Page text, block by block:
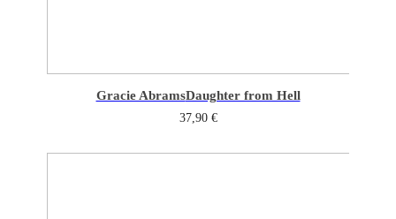
Gracie AbramsDaughter from Hell
37,90 €